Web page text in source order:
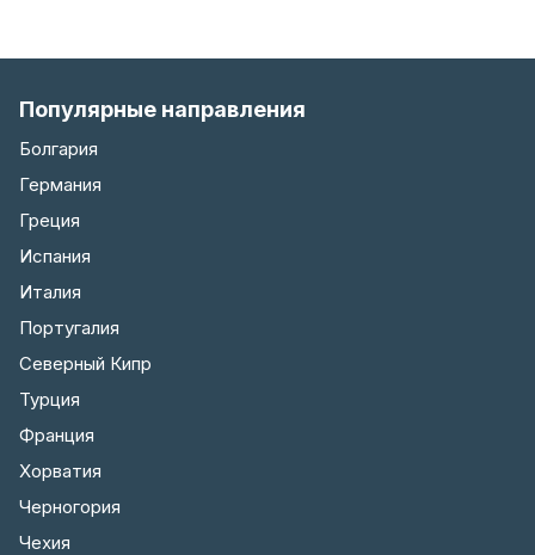
Популярные направления
Болгария
Германия
Греция
Испания
Италия
Португалия
Северный Кипр
Турция
Франция
Хорватия
Черногория
Чехия